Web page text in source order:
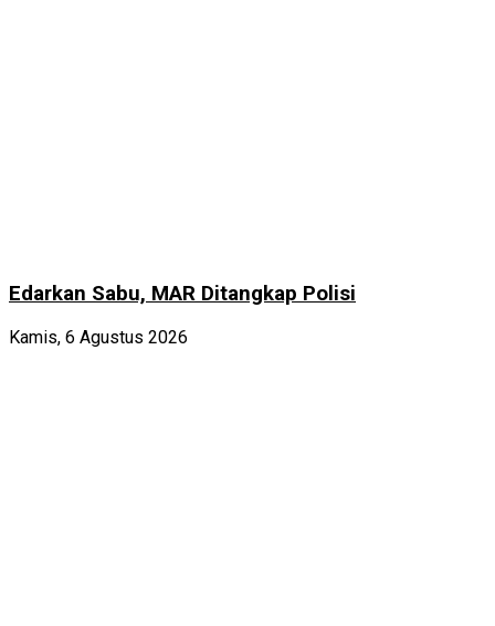
Edarkan Sabu, MAR Ditangkap Polisi
Kamis, 6 Agustus 2026